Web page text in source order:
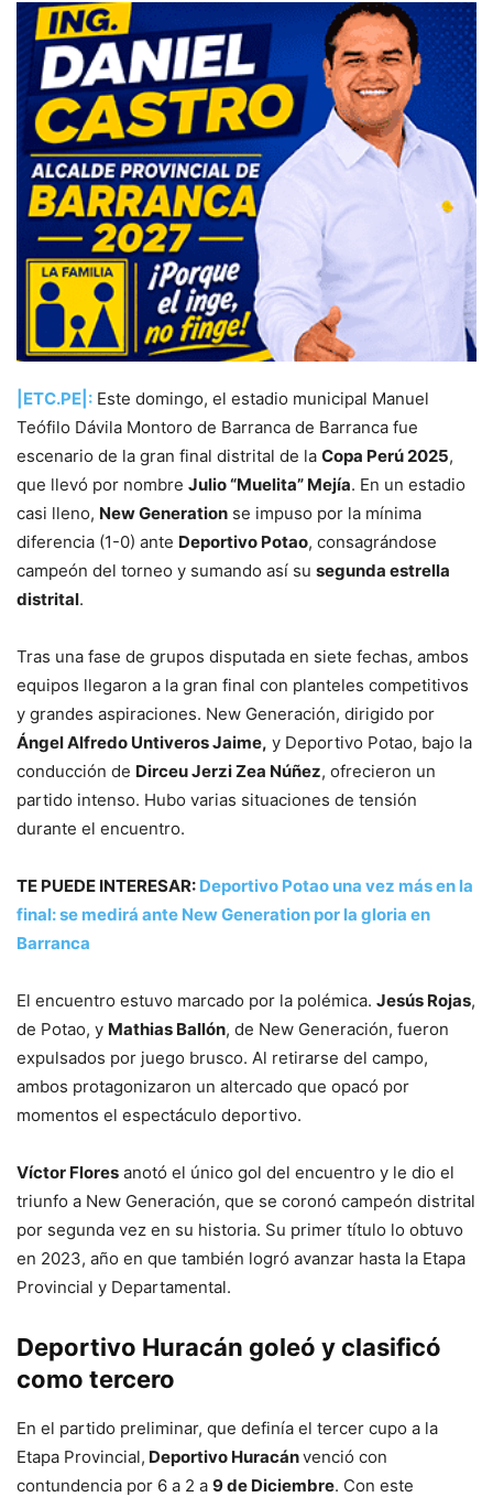
|ETC.PE|: Este domingo, el estadio municipal Manuel
Teófilo Dávila Montoro de Barranca de Barranca fue
escenario de la gran final distrital de la Copa Perú 2025,
que llevó por nombre Julio “Muelita” Mejía. En un estadio
casi lleno, New Generation se impuso por la mínima
diferencia (1-0) ante Deportivo Potao, consagrándose
campeón del torneo y sumando así su segunda estrella
distrital.
Tras una fase de grupos disputada en siete fechas, ambos
equipos llegaron a la gran final con planteles competitivos
y grandes aspiraciones. New Generación, dirigido por
Ángel Alfredo Untiveros Jaime, y Deportivo Potao, bajo la
conducción de Dirceu Jerzi Zea Núñez, ofrecieron un
partido intenso. Hubo varias situaciones de tensión
durante el encuentro.
TE PUEDE INTERESAR: Deportivo Potao una vez más en la
final: se medirá ante New Generation por la gloria en
Barranca
El encuentro estuvo marcado por la polémica. Jesús Rojas,
de Potao, y Mathias Ballón, de New Generación, fueron
expulsados por juego brusco. Al retirarse del campo,
ambos protagonizaron un altercado que opacó por
momentos el espectáculo deportivo.
Víctor Flores anotó el único gol del encuentro y le dio el
triunfo a New Generación, que se coronó campeón distrital
por segunda vez en su historia. Su primer título lo obtuvo
en 2023, año en que también logró avanzar hasta la Etapa
Provincial y Departamental.
Deportivo Huracán goleó y clasificó
como tercero
En el partido preliminar, que definía el tercer cupo a la
Etapa Provincial, Deportivo Huracánvenció con
contundencia por 6 a 2 a 9 de Diciembre. Con este